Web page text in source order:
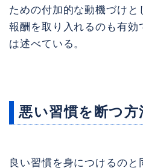
ための付加的な動機づけ
報酬を取り入れるのも有効
は述べている。
悪い習慣を断つ方
良い習慣を身につけるの